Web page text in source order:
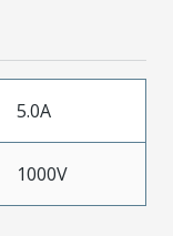
5.0A
1000V